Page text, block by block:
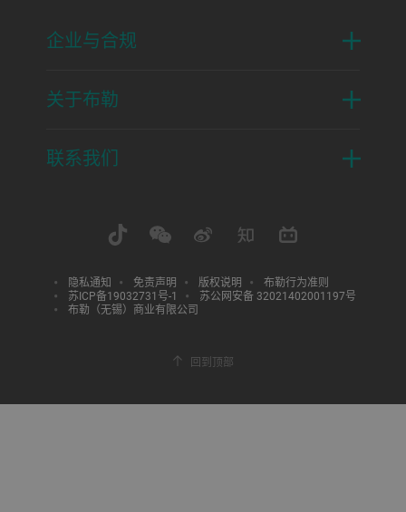
企业与合规
关于布勒
联系我们
隐私通知 免责声明 版权说明
布勒行为准则
苏ICP备19032731号-1
苏公网安备 32021402001197号
布勒（无锡）商业有限公司
回到顶部